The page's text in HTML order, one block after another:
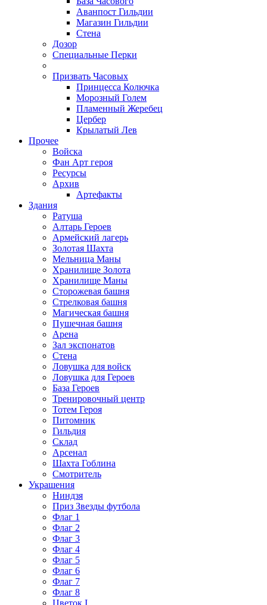
Аванпост Гильдии
Магазин Гильдии
Стена
Дозор
Специальные Перки
Призвать Часовых
Принцесса Колючка
Морозный Голем
Пламенный Жеребец
Цербер
Крылатый Лев
Прочее
Войска
Фан Арт героя
Ресурсы
Архив
Артефакты
Здания
Ратуша
Алтарь Героев
Армейский лагерь
Золотая Шахта
Мельница Маны
Хранилище Золота
Хранилище Маны
Сторожевая башня
Стрелковая башня
Магическая башня
Пушечная башня
Арена
Зал экспонатов
Стена
Ловушка для войск
Ловушка для Героев
База Героев
Тренировочный центр
Тотем Героя
Питомник
Гильдия
Склад
Арсенал
Шахта Гоблина
Смотритель
Украшения
Ниндзя
Приз Звезды футбола
Флаг 1
Флаг 2
Флаг 3
Флаг 4
Флаг 5
Флаг 6
Флаг 7
Флаг 8